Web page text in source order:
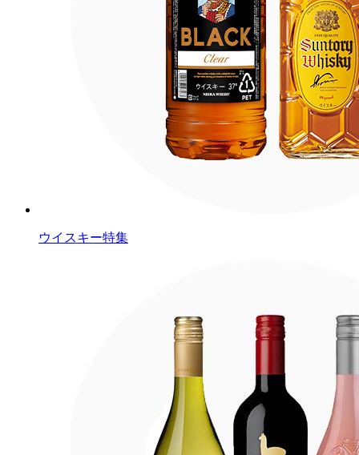
ウイスキー特集